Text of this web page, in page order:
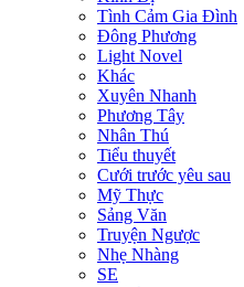
Tình Cảm Gia Đình
Đông Phương
Light Novel
Khác
Xuyên Nhanh
Phương Tây
Nhân Thú
Tiểu thuyết
Cưới trước yêu sau
Mỹ Thực
Sảng Văn
Truyện Ngược
Nhẹ Nhàng
SE